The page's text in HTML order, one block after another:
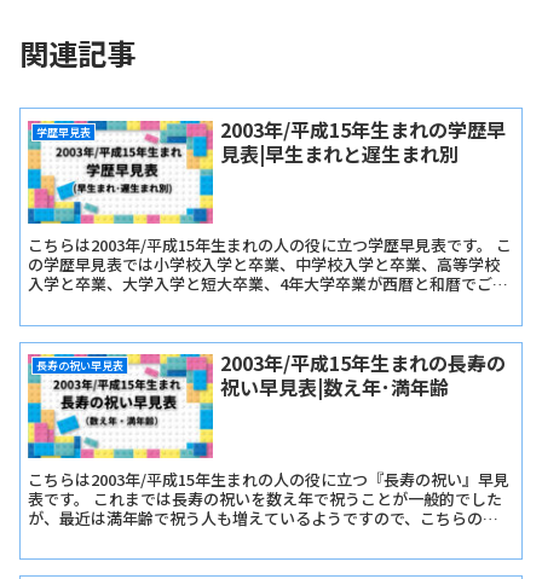
関連記事
学歴早見表
2003年/平成15年生まれの学歴早
見表|早生まれと遅生まれ別
こちらは2003年/平成15年生まれの人の役に立つ学歴早見表です。 こ
の学歴早見表では小学校入学と卒業、中学校入学と卒業、高等学校
入学と卒業、大学入学と短大卒業、4年大学卒業が西暦と和暦でご確
長寿の祝い早見表
2003年/平成15年生まれの長寿の
祝い早見表|数え年･満年齢
こちらは2003年/平成15年生まれの人の役に立つ『長寿の祝い』早見
表です。 これまでは長寿の祝いを数え年で祝うことが一般的でした
が、最近は満年齢で祝う人も増えているようですので、こちらの早
年齢版』をご用意しました。